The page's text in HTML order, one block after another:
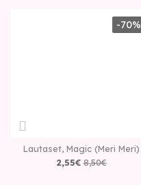
Lautaset, Magic (Meri Meri)
2,55€ 8,50€
-70%